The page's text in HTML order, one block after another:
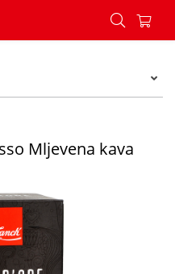
Mljevena kava 140 g
Mljevena kava